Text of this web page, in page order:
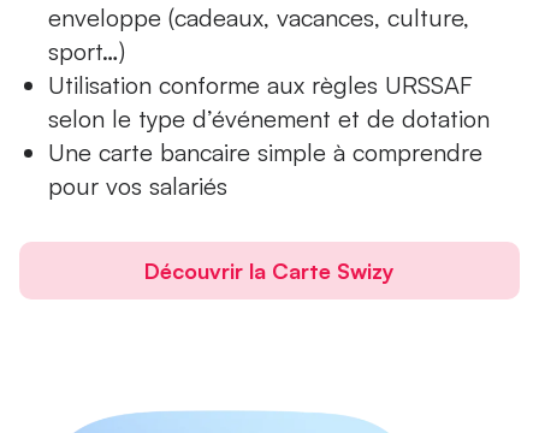
enveloppe (cadeaux, vacances, culture,
sport…)
Utilisation conforme aux règles URSSAF
selon le type d’événement et de dotation
Une carte bancaire simple à comprendre
pour vos salariés
Découvrir la Carte Swizy